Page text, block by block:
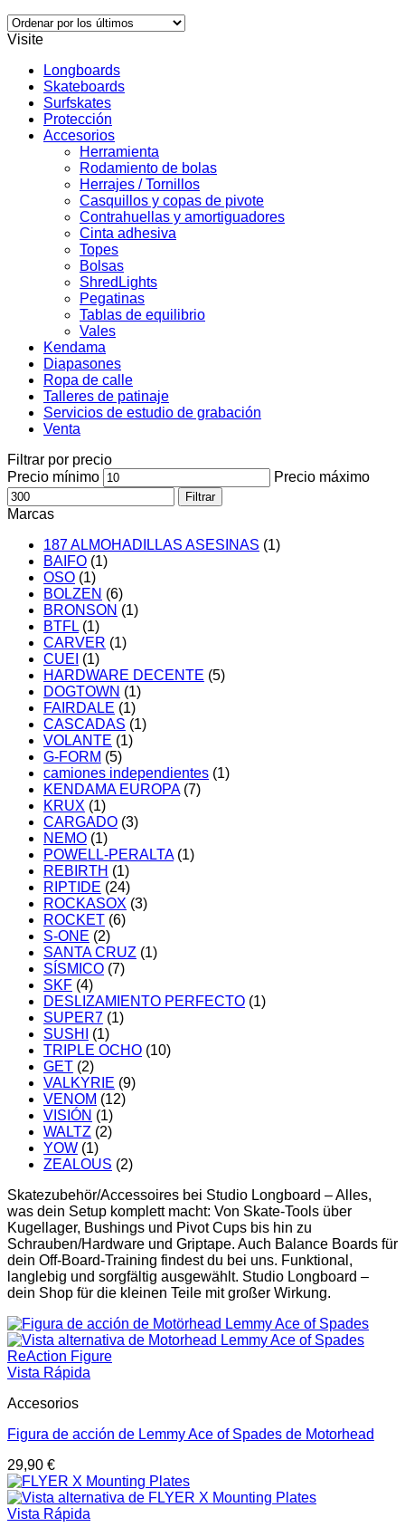
Visite
Longboards
Skateboards
Surfskates
Protección
Accesorios
Herramienta
Rodamiento de bolas
Herrajes / Tornillos
Casquillos y copas de pivote
Contrahuellas y amortiguadores
Cinta adhesiva
Topes
Bolsas
ShredLights
Pegatinas
Tablas de equilibrio
Vales
Kendama
Diapasones
Ropa de calle
Talleres de patinaje
Servicios de estudio de grabación
Venta
Filtrar por precio
Precio mínimo
Precio máximo
Filtrar
Marcas
187 ALMOHADILLAS ASESINAS (1)
BAIFO (1)
OSO (1)
BOLZEN (6)
BRONSON (1)
BTFL (1)
CARVER (1)
CUEI (1)
HARDWARE DECENTE (5)
DOGTOWN (1)
FAIRDALE (1)
CASCADAS (1)
VOLANTE (1)
G-FORM (5)
camiones independientes (1)
KENDAMA EUROPA (7)
KRUX (1)
CARGADO (3)
NEMO (1)
POWELL-PERALTA (1)
REBIRTH (1)
RIPTIDE (24)
ROCKASOX (3)
ROCKET (6)
S-ONE (2)
SANTA CRUZ (1)
SÍSMICO (7)
SKF (4)
DESLIZAMIENTO PERFECTO (1)
SUPER7 (1)
SUSHI
(1)
TRIPLE OCHO (10)
GET (2)
VALKYRIE (9)
VENOM (12)
VISIÓN (1)
WALTZ (2)
YOW (1)
ZEALOUS (2)
Skatezubehör/Accessoires bei Studio Longboard – Alles,
was dein Setup komplett macht: Von Skate-Tools über
Kugellager, Bushings und Pivot Cups bis hin zu
Schrauben/Hardware und Griptape. Auch Balance Boards für
dein Off-Board-Training findest du bei uns. Funktional,
langlebig und sorgfältig ausgewählt. Studio Longboard –
dein Shop für die kleinen Teile mit großer Wirkung.
Vista Rápida
Accesorios
Figura de acción de Lemmy Ace of Spades de Motorhead
29,90 €
Vista Rápida